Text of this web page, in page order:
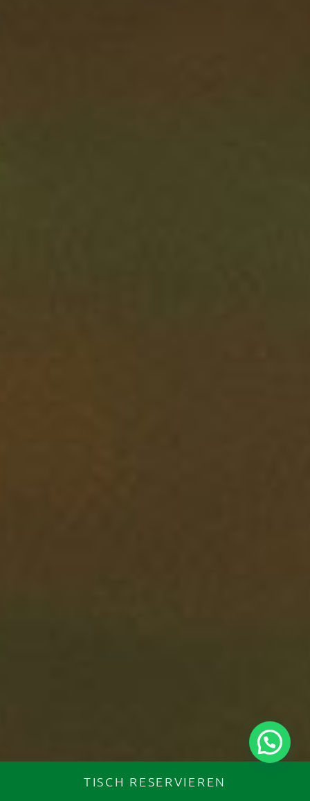
TISCH RESERVIEREN